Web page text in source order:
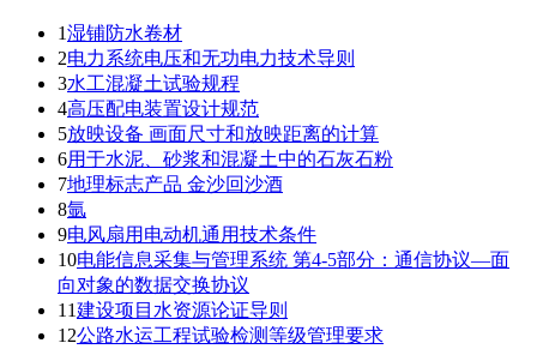
1湿铺防水卷材
2电力系统电压和无功电力技术导则
3水工混凝土试验规程
4高压配电装置设计规范
5放映设备 画面尺寸和放映距离的计算
6用于水泥、砂浆和混凝土中的石灰石粉
7地理标志产品 金沙回沙酒
8氩
9电风扇用电动机通用技术条件
10电能信息采集与管理系统 第4-5部分：通信协议—面
向对象的数据交换协议
11建设项目水资源论证导则
12公路水运工程试验检测等级管理要求